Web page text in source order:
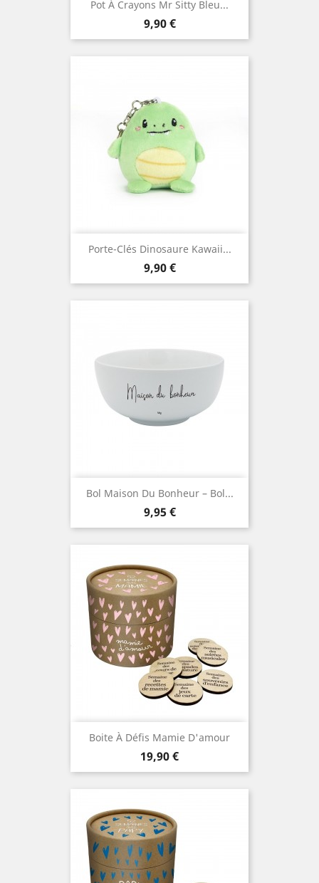
Pot À Crayons Mr Sitty Bleu...
Prix
9,90 €
Porte-Clés Dinosaure Kawaii...
Prix
9,90 €
Bol Maison Du Bonheur – Bol...
Prix
9,95 €
Boite À Défis Mamie D'amour
Prix
19,90 €